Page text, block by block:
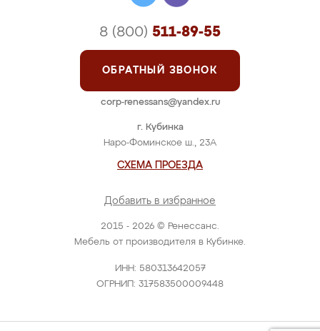
2015 - 2026 © Ренессанс.
Мебель от производителя в Кубинке.
ИНН: 580313642057
ОГРНИП: 317583500009448
г. Кубинка
Наро-Фоминское ш., 23А
СХЕМА ПРОЕЗДА
Добавить в избранное
8 (800) 511-89-55
ОБРАТНЫЙ ЗВОНОК
corp-renessans@yandex.ru